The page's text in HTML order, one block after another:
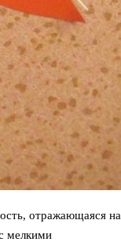
отражающаяся на
мелкими